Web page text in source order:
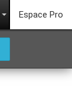
Espace Pro